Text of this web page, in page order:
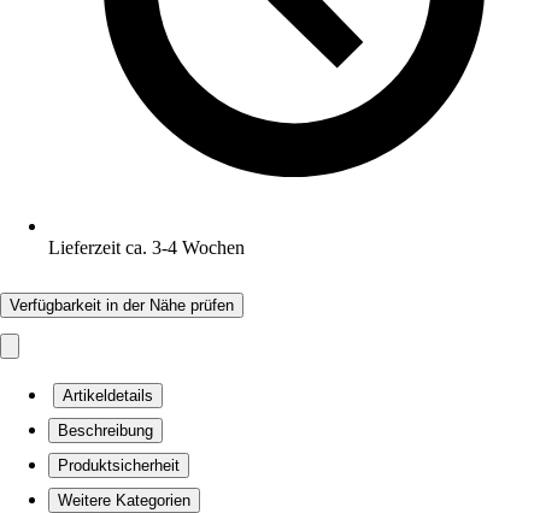
Lieferzeit ca. 3-4 Wochen
Verfügbarkeit in der Nähe prüfen
Artikeldetails
Beschreibung
Produktsicherheit
Weitere Kategorien